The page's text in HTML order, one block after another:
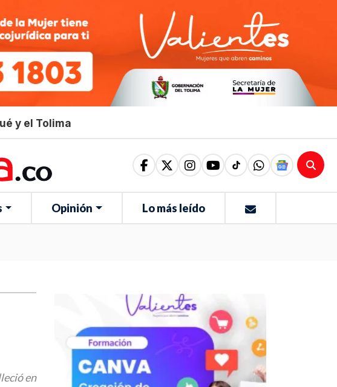
y el Tolima
Opinión Lo más leído
en